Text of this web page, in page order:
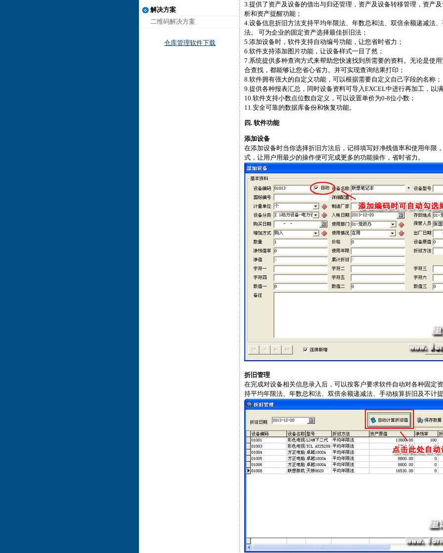
解决方案
二维码解决方案
仓库管理软件下载
3.提供了资产及设备的借出与归还管理，资产及设备转移管理，资产
析和资产提醒功能；
4.设备信息折旧方法支持平均年限法、年数总和法、双倍余额递减法
法。 可为企业的固定资产选择最佳折旧法；
5.添加设备时，软件支持自动编号功能，让您省时省力；
6.软件支持添加图片功能，让设备样式一目了然；
7.系统提供多种查询方式来帮助您快速找到所需要的资料。无论是使
合查找，都能够让您省心省力。并可实现查询结果打印；
8.软件拥有强大的自定义功能，可以根据需要自定义自己字段的名称；
9.提供各种报表汇总，同时设备资料可导入EXCEL中进行再加工，以
10.软件支持小数点位数自定义，可以设置单价为0-8位小数；
11.安全可靠的数据库备份和恢复功能。
四. 软件功能
添加设备
在添加设备时当你选择折旧方法后，记得填写好净残值率和使用年限
式，让用户用最少的操作便可完成更多的功能操作，省时省力。
折旧管理
在完成对设备相关信息录入后，可以按客户要求软件自动对各种固定
持平均年限法、年数总和法、双倍余额递减法、手动核算折旧及不计